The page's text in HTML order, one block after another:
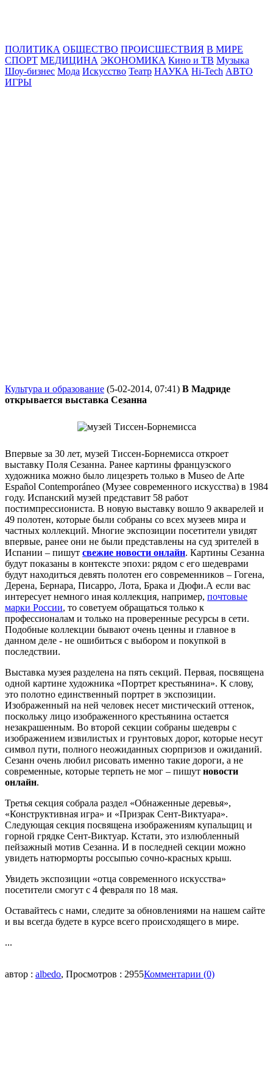
ПОЛИТИКА ОБЩЕСТВО ПРОИСШЕСТВИЯ В МИРЕ
СПОРТ МЕДИЦИНА ЭКОНОМИКА Кино и ТВ Музыка
Шоу-бизнес Мода Искусство Театр НАУКА Hi-Tech АВТО
ИГРЫ
Культура и образование (5-02-2014, 07:41) В Мадриде
открывается выставка Сезанна
Впервые за 30 лет, музей Тиссен-Борнемисса откроет
выставку Поля Сезанна. Ранее картины французского
художника можно было лицезреть только в Museo de Arte
Español Contemporáneo (Музее современного искусства) в 1984
году. Испанский музей представит 58 работ
постимпрессиониста. В новую выставку вошло 9 акварелей и
49 полотен, которые были собраны со всех музеев мира и
частных коллекций. Многие экспозиции посетители увидят
впервые, ранее они не были представлены на суд зрителей в
Испании – пишут свежие новости онлайн. Картины Сезанна
будут показаны в контексте эпохи: рядом с его шедеврами
будут находиться девять полотен его современников – Гогена,
Дерена, Бернара, Писарро, Лота, Брака и Дюфи.А если вас
интересует немного иная коллекция, например, почтовые
марки России, то советуем обращаться только к
профессионалам и только на проверенные ресурсы в сети.
Подобные коллекции бывают очень ценны и главное в
данном деле - не ошибиться с выбором и покупкой в
последствии.
Выставка музея разделена на пять секций. Первая, посвящена
одной картине художника «Портрет крестьянина». К слову,
это полотно единственный портрет в экспозиции.
Изображенный на ней человек несет мистический оттенок,
поскольку лицо изображенного крестьянина остается
незакрашенным. Во второй секции собраны шедевры с
изображением извилистых и грунтовых дорог, которые несут
символ пути, полного неожиданных сюрпризов и ожиданий.
Сезанн очень любил рисовать именно такие дороги, а не
современные, которые терпеть не мог – пишут новости
онлайн.
Третья секция собрала раздел «Обнаженные деревья»,
«Конструктивная игра» и «Призрак Сент-Виктуара».
Следующая секция посвящена изображениям купальщиц и
горной грядке Сент-Виктуар. Кстати, это излюбленный
пейзажный мотив Сезанна. И в последней секции можно
увидеть натюрморты россыпью сочно-красных крыш.
Увидеть экспозиции «отца современного искусства»
посетители смогут с 4 февраля по 18 мая.
Оставайтесь с нами, следите за обновлениями на нашем сайте
и вы всегда будете в курсе всего происходящего в мире.
...
автор : albedo, Просмотров : 2955Комментарии (0)